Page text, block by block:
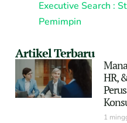
Executive Search :
Pemimpin
Artikel Terbaru
HR,
1